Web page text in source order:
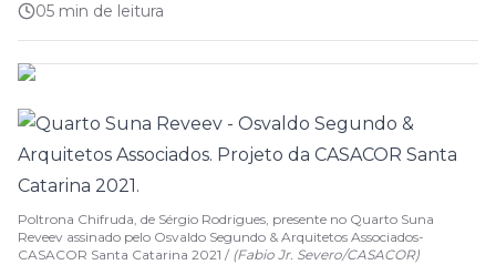
05 min de leitura
Poltrona Chifruda, de Sérgio Rodrigues, presente no Quarto Suna
Reveev assinado pelo Osvaldo Segundo & Arquitetos Associados-
CASACOR Santa Catarina 2021 / (Fabio Jr. Severo/CASACOR)